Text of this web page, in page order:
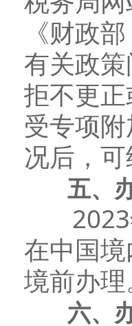
《财政
有关政
拒不更
受专项
况后，
五、办
2023
在中国
境前办理
六、办